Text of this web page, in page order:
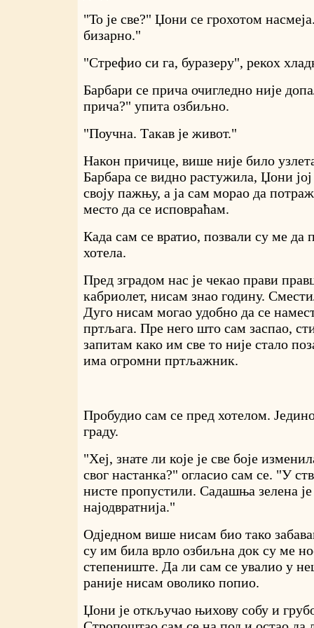
"То је све?" Џони се грохотом
бизарно."
"Стрефио си га, буразеру", рекох
Барбари се прича очигледно није
прича?" упита озбиљно.
"Поучна. Такав је живот."
Након причице, више није било
Барбара се видно растужила, Џони јој
своју пажњу, а ја сам морао да
место да се исповраћам.
Када сам се вратио, позвали су ме
хотела.
Пред зградом нас је чекао прави
кабриолет, нисам знао годину.
Дуго нисам могао удобно да се
пртљага. Пре него што сам заспао,
запитам како им све то није стало
има огромни пртљажник.
Пробудио сам се пред хотелом.
граду.
"Хеј, знате ли које је све боје
свог настанка?" огласио сам се. "У
нисте пропустили. Садашња зелена
најодвратнија."
Одједном више нисам био тако
су им била врло озбиљна док су ме
степениште. Да ли сам се увалио у
раније нисам оволико попио.
Џони је откључао њихову собу и